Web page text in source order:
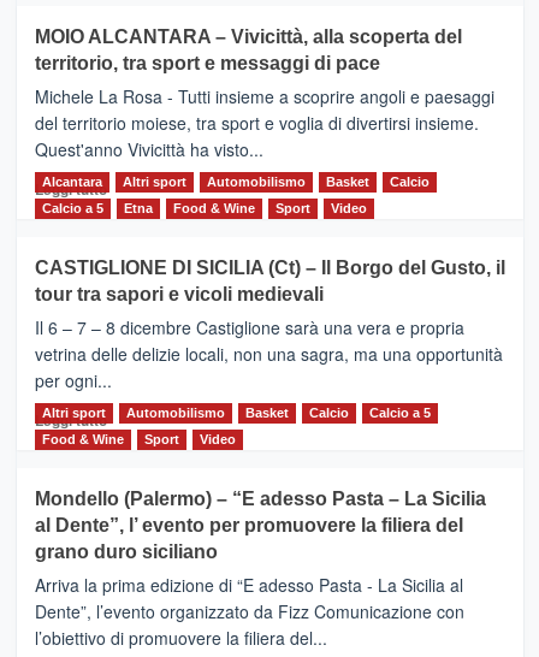
Torna
la
Supermaratona
dell’Etna
MOIO ALCANTARA – Vivicittà, alla scoperta del
territorio, tra sport e messaggi di pace
Michele La Rosa - Tutti insieme a scoprire angoli e paesaggi
del territorio moiese, tra sport e voglia di divertirsi insieme.
Quest'anno Vivicittà ha visto...
Leggi tutto Leggi
MOIO
ALCANTARA
–
Vivicittà,
alla
scoperta
del
territorio,
e
messaggi
di
Alcantara Altri sport Automobilismo Basket
Calcio
Calcio a 5
Etna Food & Wine Sport Video
CASTIGLIONE DI SICILIA (Ct) – Il Borgo del Gusto, il
tour tra sapori e vicoli medievali
Il 6 – 7 – 8 dicembre Castiglione sarà una vera e propria
vetrina delle delizie locali, non una sagra, ma una opportunità
per ogni...
Leggi tuttoLeggi
di
CASTIGLIONE
DI
SICILIA
(Ct)
–
Il
Borgo
Altri sport Automobilismo Basket Calcio
Calcio a 5
Food & Wine
Sport Video
Mondello (Palermo) – “E adesso Pasta – La Sicilia
al Dente”, l’ evento per promuovere la filiera del
grano duro siciliano
Arriva la prima edizione di “E adesso Pasta - La Sicilia al
Dente”, l’evento organizzato da Fizz Comunicazione con
l’obiettivo di promuovere la filiera del...